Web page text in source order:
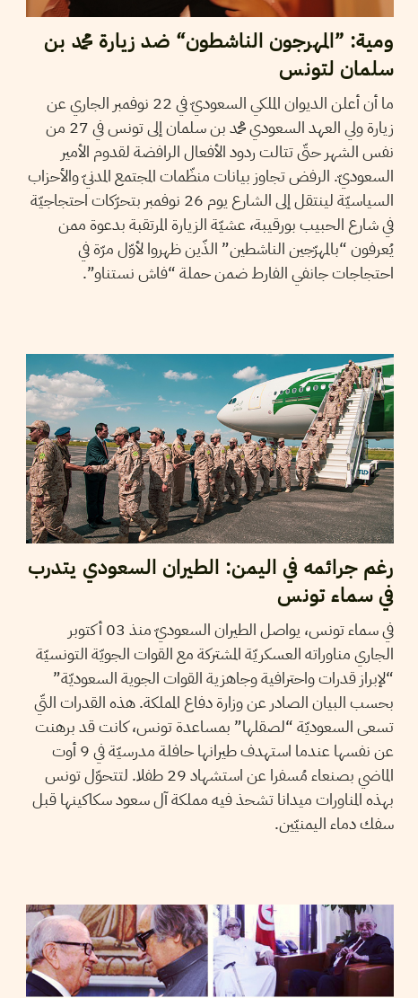
ومية: ”المهرجون الناشطون“ ضد زيارة محمد بن
سلمان لتونس
ما أن أعلن الديوان الملكي السعوديّ في 22 نوفمبر الجاري عن
زيارة ولي العهد السعودي محمد بن سلمان إلى تونس في 27 من
نفس الشهر حتّى تتالت ردود الأفعال الرافضة لقدوم الأمير
السعوديّ. الرفض تجاوز بيانات منظّمات المجتمع المدنيّ والأحزاب
السياسيّة لينتقل إلى الشارع يوم 26 نوفمبر بتحرّكات احتجاجيّة
في شارع الحبيب بورقيبة، عشيّة الزيارة المرتقبة بدعوة ممن
يُعرفون “بالمهرّجين الناشطين” الذّين ظهروا لأوّل مرّة في
احتجاجات جانفي الفارط ضمن حملة “فاش نستناو”.
رغم جرائمه في اليمن: الطيران السعودي يتدرب
في سماء تونس
في سماء تونس، يواصل الطيران السعوديّ منذ 03 أكتوبر
الجاري مناوراته العسكريّة المشتركة مع القوات الجويّة التونسيّة
“لإبراز قدرات واحترافية وجاهزية القوات الجوية السعوديّة”
بحسب البيان الصادر عن وزارة دفاع المملكة. هذه القدرات التّي
تسعى السعوديّة “لصقلها” بمساعدة تونس، كانت قد برهنت
عن نفسها عندما استهدف طيرانها حافلة مدرسيّة في 9 أوت
الماضي بصنعاء مُسفرا عن استشهاد 29 طفلا. لتتحوّل تونس
بهذه المناورات ميدانا تشحذ فيه مملكة آل سعود سكاكينها قبل
سفك دماء اليمنيّين.